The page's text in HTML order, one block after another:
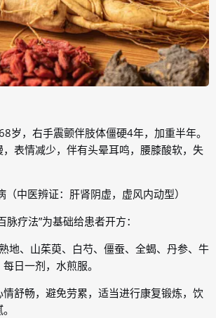
岁，右手震颤伴肢体僵硬4年，加重半年。
表情减少，伴有头晕耳鸣，腰膝酸软，失
（中医辨证：肝肾阴虚，虚风内动型）
脉疗法”为基础给患者开方：
地、山茱萸、白芍、僵蚕、全蝎、丹参、牛
日一剂，水煎服。
舒畅，避免劳累，适当进行康复锻炼，饮